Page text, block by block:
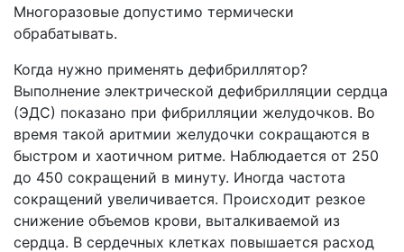
Многоразовые допустимо термически
обрабатывать.
Когда нужно применять дефибриллятор?
Выполнение электрической дефибрилляции сердца
(ЭДС) показано при фибрилляции желудочков. Во
время такой аритмии желудочки сокращаются в
быстром и хаотичном ритме. Наблюдается от 250
до 450 сокращений в минуту. Иногда частота
сокращений увеличивается. Происходит резкое
снижение объемов крови, выталкиваемой из
сердца. В сердечных клетках повышается расход